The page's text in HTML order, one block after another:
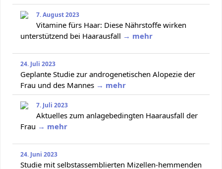
7. August 2023
Vitamine fürs Haar: Diese Nährstoffe wirken
unterstützend bei Haarausfall → mehr
24. Juli 2023
Geplante Studie zur androgenetischen Alopezie der
Frau und des Mannes → mehr
7. Juli 2023
Aktuelles zum anlagebedingten Haarausfall der
Frau → mehr
24. Juni 2023
Studie mit selbstassemblierten Mizellen-hemmenden